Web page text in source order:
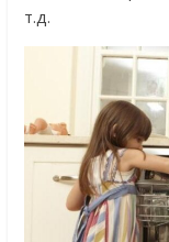
т.д.